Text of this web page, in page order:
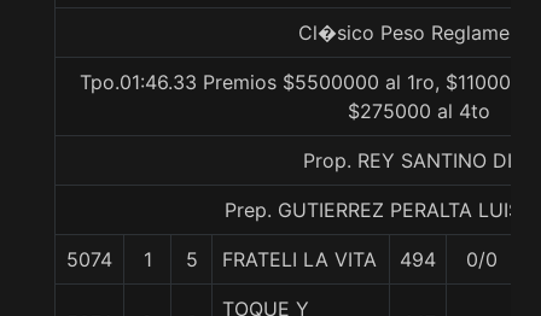
Cl�sico Peso Reglamento
Tpo.01:46.33 Premios $5500000 al 1ro,
$275000 al 4to
Prop. REY SANTINO DIEZ
Prep. GUTIERREZ PERALTA LUIS
5074 1 5 FRATELI LA VITA 494 0/0
TOQUE Y